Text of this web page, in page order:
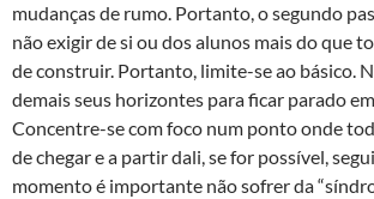
mudanças de rumo. Portanto, o segundo
não exigir de si ou dos alunos mais do que
de construir. Portanto, limite-se ao básico.
demais seus horizontes para ficar parado
Concentre-se com foco num ponto onde
de chegar e a partir dali, se for possível,
momento é importante não sofrer da